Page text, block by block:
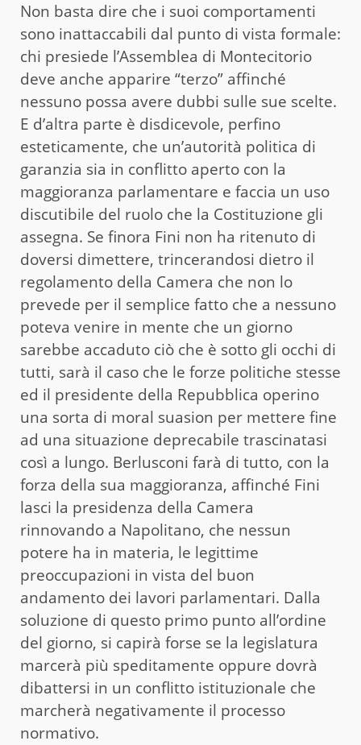
Non basta dire che i suoi comportamenti
sono inattaccabili dal punto di vista formale:
chi presiede l’Assemblea di Montecitorio
deve anche apparire “terzo” affinché
nessuno possa avere dubbi sulle sue scelte.
E d’altra parte è disdicevole, perfino
esteticamente, che un’autorità politica di
garanzia sia in conflitto aperto con la
maggioranza parlamentare e faccia un uso
discutibile del ruolo che la Costituzione gli
assegna. Se finora Fini non ha ritenuto di
doversi dimettere, trincerandosi dietro il
regolamento della Camera che non lo
prevede per il semplice fatto che a nessuno
poteva venire in mente che un giorno
sarebbe accaduto ciò che è sotto gli occhi di
tutti, sarà il caso che le forze politiche stesse
ed il presidente della Repubblica operino
una sorta di moral suasion per mettere fine
ad una situazione deprecabile trascinatasi
così a lungo. Berlusconi farà di tutto, con la
forza della sua maggioranza, affinché Fini
lasci la presidenza della Camera
rinnovando a Napolitano, che nessun
potere ha in materia, le legittime
preoccupazioni in vista del buon
andamento dei lavori parlamentari. Dalla
soluzione di questo primo punto all’ordine
del giorno, si capirà forse se la legislatura
marcerà più speditamente oppure dovrà
dibattersi in un conflitto istituzionale che
marcherà negativamente il processo
normativo.